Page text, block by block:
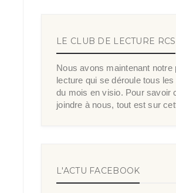
LE CLUB DE LECTURE RCS
Nous avons maintenant notre
lecture qui se déroule tous
du mois en visio. Pour savoir
joindre à nous, tout est sur
L'ACTU FACEBOOK